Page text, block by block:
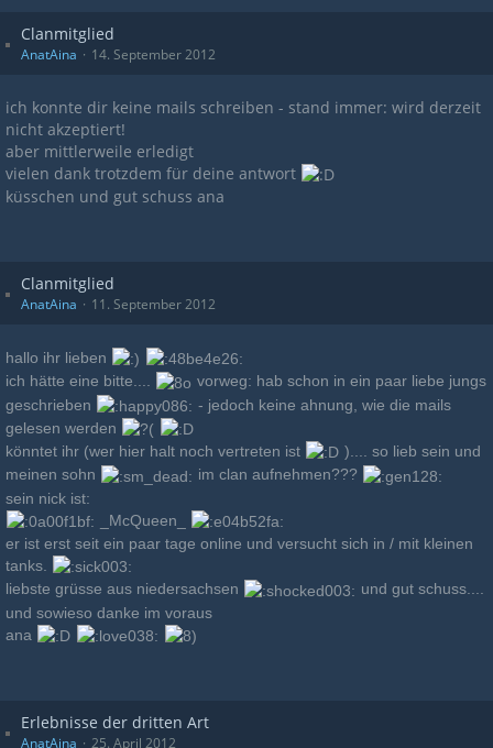
Clanmitglied
AnatAina 14. September 2012
ich konnte dir keine mails schreiben - stand immer: wird derzeit
nicht akzeptiert!
aber mittlerweile erledigt
vielen dank trotzdem für deine antwort
küsschen und gut schuss ana
Clanmitglied
AnatAina 11. September 2012
hallo ihr lieben
ich hätte eine bitte....
vorweg: hab schon in ein paar liebe jungs
geschrieben
- jedoch keine ahnung, wie die mails
gelesen werden
könntet ihr (wer hier halt noch vertreten ist
).... so lieb sein und
meinen sohn
im clan aufnehmen???
sein nick ist:
_McQueen_
er ist erst seit ein paar tage online und versucht sich in / mit kleinen
tanks.
liebste grüsse aus niedersachsen
und gut schuss....
und sowieso danke im voraus
ana
Erlebnisse der dritten Art
AnatAina 25. April 2012